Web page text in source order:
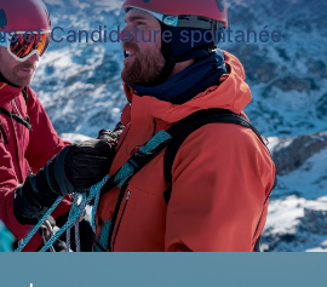
et Candidature spontanée